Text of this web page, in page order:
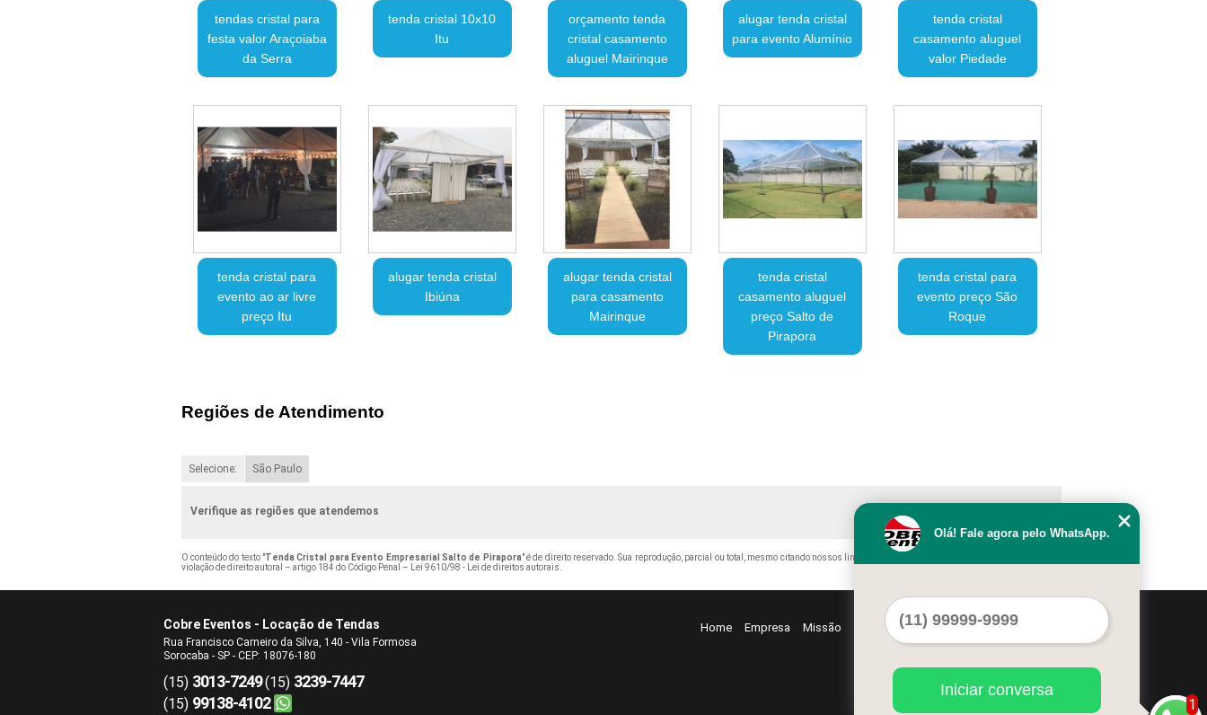
tendas cristal para
festa valor Araçoiaba
da Serra
tenda cristal 10x10
Itu
orçamento tenda
cristal casamento
aluguel Mairinque
alugar tenda cristal
para evento Alumínio
tenda cristal
casamento aluguel
valor Piedade
tenda cristal para
evento ao ar livre
preço Itu
alugar tenda cristal
Ibiúna
alugar tenda cristal
para casamento
Mairinque
tenda cristal
casamento aluguel
preço Salto de
Pirapora
tenda cristal para
evento preço São
Roque
Regiões de Atendimento
Selecione: São Paulo
Verifique as regiões que atendemos
O conteúdo do texto "Tenda Cristal para Evento Empresarial Salto de Pirapora" é de direito reservado. Sua reprodução, parcial ou total, mesmo citando nossos links, é proibida sem a autorização do autor. Crime de
violação de direito autoral – artigo 184 do Código Penal – Lei 9610/98 - Lei de direitos autorais.
Cobre Eventos - Locação de Tendas
Rua Francisco Carneiro da Silva, 140 - Vila Formosa
Sorocaba - SP - CEP: 18076-180
(15) 3013-7249(15) 3239-7447
(15) 99138-4102
Home Empresa Missão Serviços Contato Mapa do site
1
Olá! Fale agora pelo WhatsApp.
Iniciar conversa